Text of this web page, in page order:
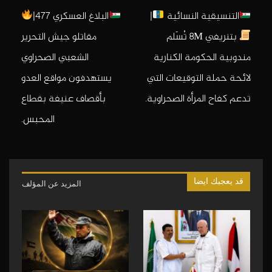
التنسيقية النسائية
|
بتنريفي 8M تُسَلم
مندوبية الحكومة الكنارية
لائحة حملة التوقيعات التي
تدعم كفاح المرأة الصحراوية.
البلاغ العسكري 477|
مقاتلو جيش التحرير
الشعبي الصحراوي
يستهدفون مواقع العدو
بأقصاف عنيفة بقطاع
المحبس.
قد يعجبك ايضا المزيد عن المؤلف